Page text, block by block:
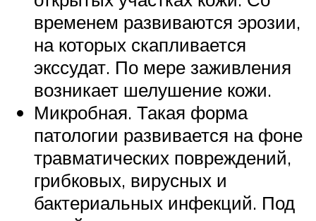
временем развиваются эрозии,
на которых скапливается
экссудат. По мере заживления
возникает шелушение кожи.
Микробная. Такая форма
патологии развивается на фоне
травматических повреждений,
грибковых, вирусных и
бактериальных инфекций. Под